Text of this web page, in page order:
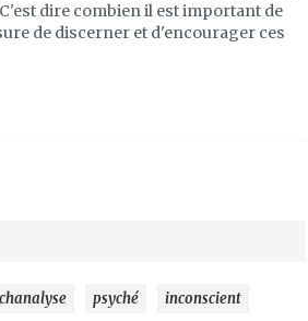
dire combien il est important de
de discerner et d'encourager ces
psyché
inconscient